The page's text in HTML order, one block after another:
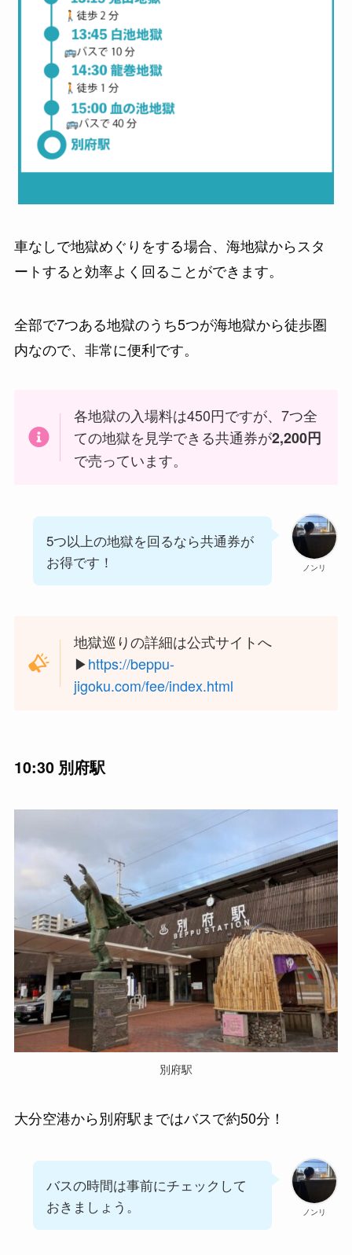
車なしで地獄めぐりをする場合、海地獄からスタ
ートすると効率よく回ることができます。
全部で7つある地獄のうち5つが海地獄から徒歩圏
内なので、非常に便利です。
各地獄の入場料は450円ですが、7つ全
ての地獄を見学できる共通券が2,200円
で売っています。
ノンリ
5つ以上の地獄を回るなら共通券が
お得です！
地獄巡りの詳細は公式サイトへ
▶︎https://beppu-
jigoku.com/fee/index.html
10:30 別府駅
別府駅
大分空港から別府駅まではバスで約50分！
ノンリ
バスの時間は事前にチェックして
おきましょう。